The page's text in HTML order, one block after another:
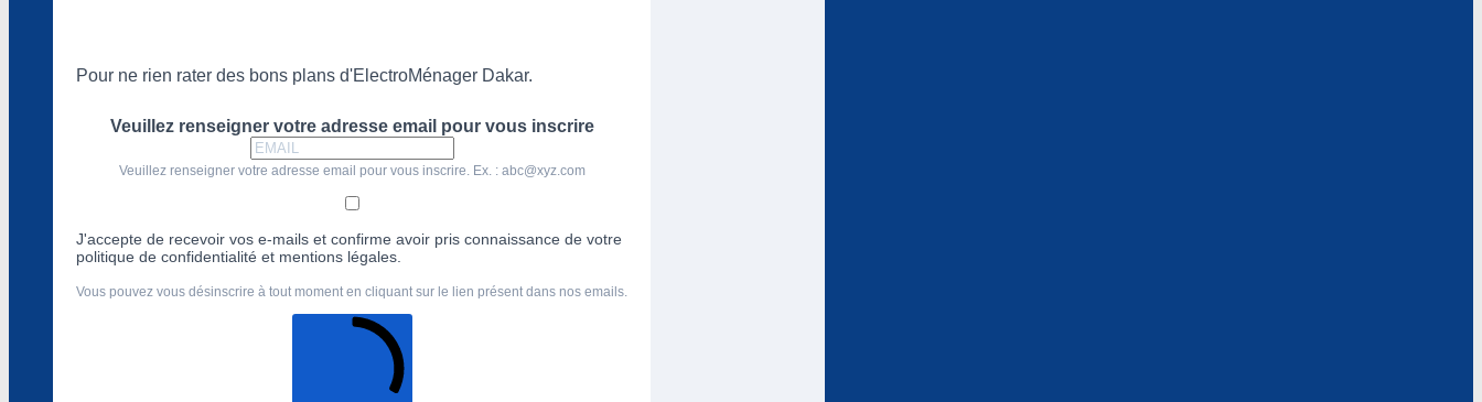
Pour ne rien rater des bons plans d'ElectroMénager Dakar.
Veuillez renseigner votre adresse email pour vous inscrire
Veuillez renseigner votre adresse email pour vous inscrire. Ex. : abc@xyz.com
J'accepte de recevoir vos e-mails et confirme avoir pris connaissance de votre
politique de confidentialité et mentions légales.
Vous pouvez vous désinscrire à tout moment en cliquant sur le lien présent dans nos emails.